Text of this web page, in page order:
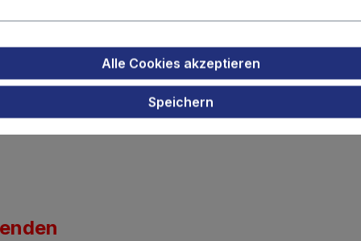
Alle Cookies akzeptieren
Speichern